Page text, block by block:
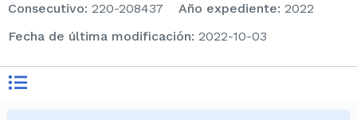
consecutivo: 220-208437 Año expediente: 2022
Fecha de última modificación: 2022-10-03